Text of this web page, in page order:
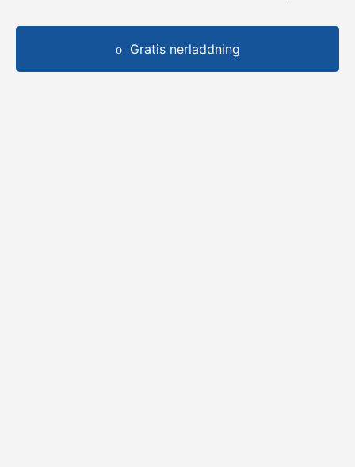
Gratis nerladdning